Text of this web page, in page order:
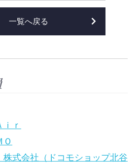
一覧へ戻る
ｒ
式会社（ドコモショップ北谷